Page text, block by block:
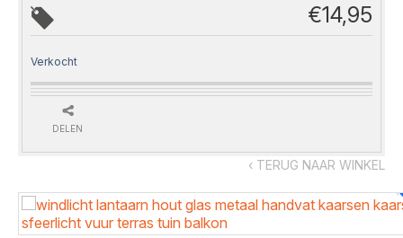
‹ TERUG NAAR WINKEL
€14,95
Verkocht
DELEN